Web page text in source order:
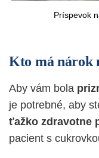
Príspevok
Kto má nárok
Aby vám bola
je potrebné, aby
ťažko zdravotne
pacient s